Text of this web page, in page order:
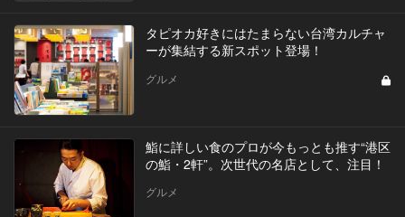
タピオカ好きにはたまらない台湾カルチャ
ーが集結する新スポット登場！
グルメ
鮨に詳しい食のプロが今もっとも推す“港区
の鮨・2軒”。次世代の名店として、注目！
グルメ